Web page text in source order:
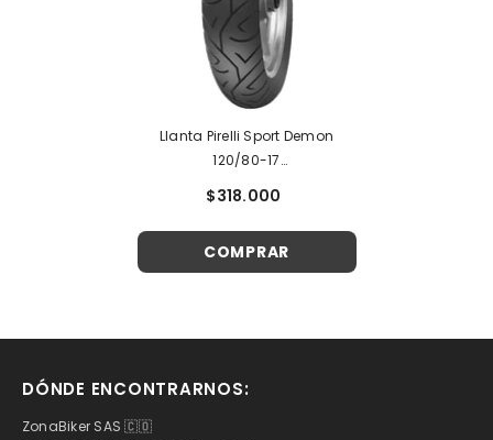
Llanta Pirelli Sport Demon
120/80-17
$318.000
COMPRAR
DÓNDE ENCONTRARNOS:
ZonaBiker SAS 🇨🇴